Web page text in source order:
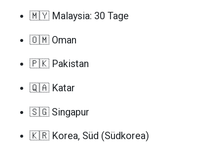
🇲🇾 Malaysia: 30 Tage
🇴🇲 Oman
🇵🇰 Pakistan
🇶🇦 Katar
🇸🇬 Singapur
🇰🇷 Korea, Süd (Südkorea)